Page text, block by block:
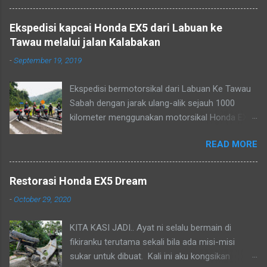
yang perlu dibuat lagi ni Projek yang belum
menjadi, belum jumpa bakul Layan Konvoi naik
bukit Kimanis batu 16 Ex5 dream FI 110 Santai
petang bersamanya menunggu matahari
terbenam.
Ekspedisi kapcai Honda EX5 dari Labuan ke
Tawau melalui jalan Kalabakan
-September 19, 2019
Ekspedisi bermotorsikal dari Labuan Ke Tawau
Sabah dengan jarak ulang-alik sejauh 1000
kilometer menggunakan motorsikal Honda EX5
Kami disajikan pemandangan indah berbukit-
bukau yang menghijau melalui jalan kalabakan.
Perjalanan yang santai dan berhenti di beberapa
Bergambar sebelum menaiki bukit kimanis
Keningau - Kalabakan yang mendamaikan.
Singgah solat jumaat di masjid felda Kalabakan
Rehat sebentar 81km sebelum sampai ke
READ MORE
Restorasi Honda EX5 Dream
-October 29, 2020
KITA KASI JADI.. Ayat ni selalu bermain di
fikiranku terutama sekali bila ada misi-misi
sukar untuk dibuat. Kali ini aku kongsikan